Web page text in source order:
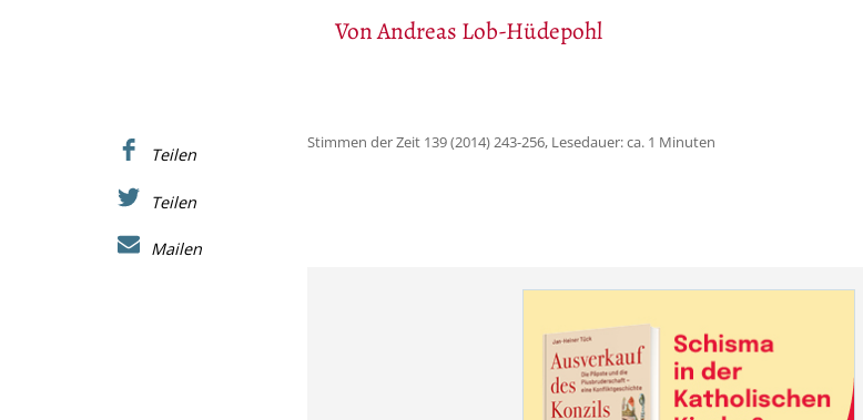
VonAndreas Lob-Hüdepohl
Stimmen der Zeit 139 (2014) 243-256, Lesedauer: ca. 1 Minuten
Teilen
Teilen
Mailen